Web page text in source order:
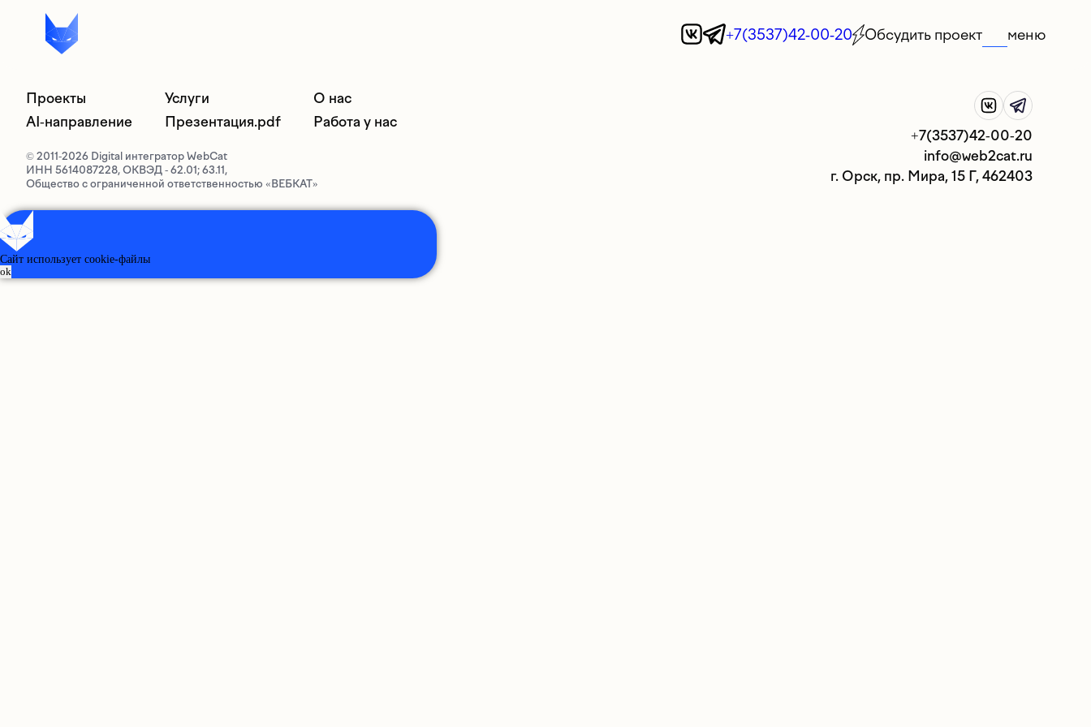
+7(3537)42-00-20 Обсудить проект меню
Проекты Услуги
О нас
AI-направление
Презентация.pdf
Работа у нас
+7(3537)42-00-20
info@web2cat.ru
г. Орск, пр. Мира, 15 Г, 462403
© 2011-2026 Digital интегратор WebCat
ИНН 5614087228, ОКВЭД - 62.01; 63.11,
Общество с ограниченной ответственностью «ВЕБКАТ»
Сайт использует cookie-файлы
ok